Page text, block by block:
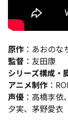
原作 ：あおのな
監督 ：友田康
シリーズ構成・
アニメ制作 ：
声優 ：高橋李
夕実、茅野愛衣